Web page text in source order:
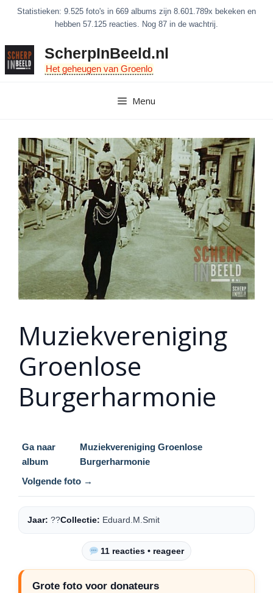
inhoud
Statistieken: 9.525 foto's in 669 albums zijn 8.601.789x bekeken en
hebben 57.125 reacties. Nog 87 in de wachtrij.
ScherpInBeeld.nl
Het geheugen van Groenlo
Menu
Muziekvereniging
Groenlose
Burgerharmonie
Ga naar
album
Muziekvereniging Groenlose
Burgerharmonie
Volgende foto →
Jaar: ??Collectie: Eduard.M.Smit
11 reacties • reageer
Grote foto voor donateurs